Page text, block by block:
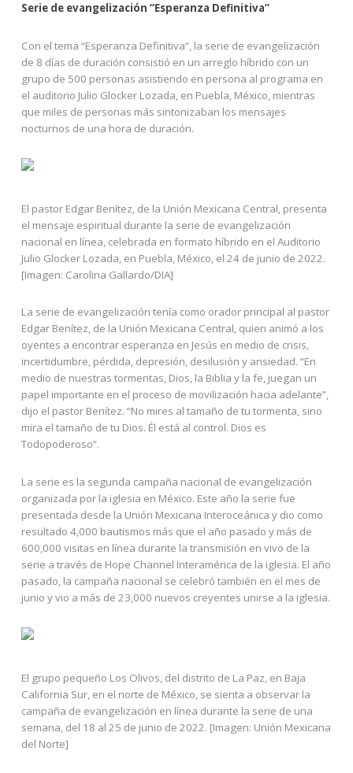
Serie de evangelización “Esperanza Definitiva”
Con el tema “Esperanza Definitiva”, la serie de evangelización
de 8 días de duración consistió en un arreglo híbrido con un
grupo de 500 personas asistiendo en persona al programa en
el auditorio Julio Glocker Lozada, en Puebla, México, mientras
que miles de personas más sintonizaban los mensajes
nocturnos de una hora de duración.
El pastor Edgar Benítez, de la Unión Mexicana Central, presenta
el mensaje espiritual durante la serie de evangelización
nacional en línea, celebrada en formato híbrido en el Auditorio
Julio Glocker Lozada, en Puebla, México, el 24 de junio de 2022.
[Imagen: Carolina Gallardo/DIA]
La serie de evangelización tenía como orador principal al pastor
Edgar Benítez, de la Unión Mexicana Central, quien animó a los
oyentes a encontrar esperanza en Jesús en medio de crisis,
incertidumbre, pérdida, depresión, desilusión y ansiedad. “En
medio de nuestras tormentas, Dios, la Biblia y la fe, juegan un
papel importante en el proceso de movilización hacia adelante”,
dijo el pastor Benítez. “No mires al tamaño de tu tormenta, sino
mira el tamaño de tu Dios. Él está al control. Dios es
Todopoderoso”.
La serie es la segunda campaña nacional de evangelización
organizada por la iglesia en México. Este año la serie fue
presentada desde la Unión Mexicana Interoceánica y dio como
resultado 4,000 bautismos más que el año pasado y más de
600,000 visitas en línea durante la transmisión en vivo de la
serie a través de Hope Channel Interamérica de la iglesia. El año
pasado, la campaña nacional se celebró también en el mes de
junio y vio a más de 23,000 nuevos creyentes unirse a la iglesia.
El grupo pequeño Los Olivos, del distrito de La Paz, en Baja
California Sur, en el norte de México, se sienta a observar la
campaña de evangelización en línea durante la serie de una
semana, del 18 al 25 de junio de 2022. [Imagen: Unión Mexicana
del Norte]